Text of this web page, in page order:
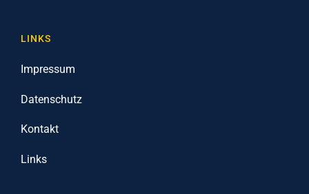
LINKS
Impressum
Datenschutz
Kontakt
Links